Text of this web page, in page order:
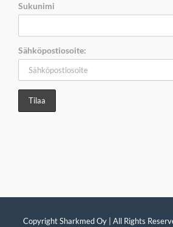
Sukunimi
Sähköpostiosoite:
Copyright Sharkmed Oy | All Rights